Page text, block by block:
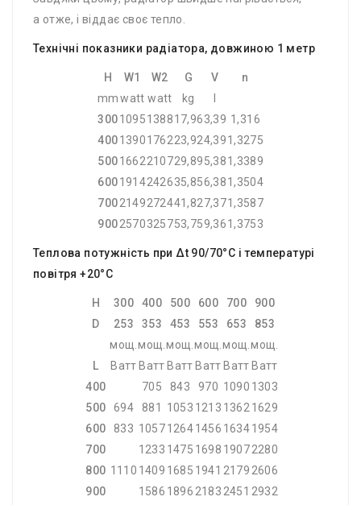
а отже, і віддає своє тепло.
Технічні показники радіатора, довжиною 1 метр
H W1 W2 G V
n
mmwatt watt kg
3001095138817,963,39 1,316
4001390176223,924,391,3275
5001662210729,895,381,3389
6001914242635,856,381,3504
7002149272441,827,371,3587
9002570325753,759,361,3753
Теплова потужність при Δt 90/70°C і температурі
повітря +20°С
H 300 400 500 600 700
900
D
253 353 453 553 653
853
мощ. мощ. мощ. мощ. мощ. мощ.
L
Ватт Ватт Ватт Ватт Ватт Ватт
400
705 843 970 1090 1303
500
694 881 1053 1213 1362 1629
600
833 105712641456 16341954
700
1233 1475 1698 19072280
800 1110 1409 1685 1941 2179 2606
900
1586 1896 2183 2451 2932